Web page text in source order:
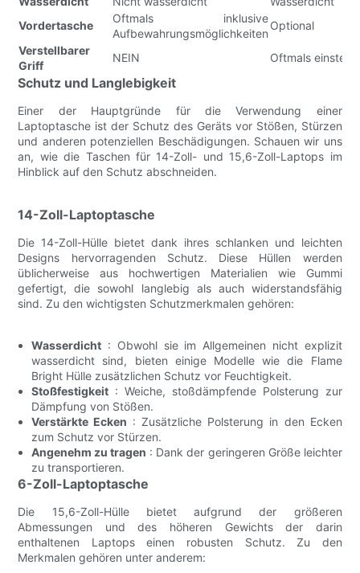
Vordertasche
Oftmals inklusive
Aufbewahrungsmöglichkeiten
Optional
Verstellbarer
Griff
NEIN Oftmals
Schutz und Langlebigkeit
Einer der Hauptgründe für die Verwendung einer
Laptoptasche ist der Schutz des Geräts vor Stößen, Stürzen
und anderen potenziellen Beschädigungen. Schauen wir uns
an, wie die Taschen für 14-Zoll- und 15,6-Zoll-Laptops im
Hinblick auf den Schutz abschneiden.
14-Zoll-Laptoptasche
Die 14-Zoll-Hülle bietet dank ihres schlanken und leichten
Designs hervorragenden Schutz. Diese Hüllen werden
üblicherweise aus hochwertigen Materialien wie Gummi
gefertigt, die sowohl langlebig als auch widerstandsfähig
sind. Zu den wichtigsten Schutzmerkmalen gehören:
Wasserdicht : Obwohl sie im Allgemeinen nicht explizit
wasserdicht sind, bieten einige Modelle wie die Flame
Bright Hülle zusätzlichen Schutz vor Feuchtigkeit.
Stoßfestigkeit : Weiche, stoßdämpfende Polsterung zur
Dämpfung von Stößen.
Verstärkte Ecken : Zusätzliche Polsterung in den Ecken
zum Schutz vor Stürzen.
Angenehm zu tragen : Dank der geringeren Größe leichter
zu transportieren.
6-Zoll-Laptoptasche
Die 15,6-Zoll-Hülle bietet aufgrund der größeren
Abmessungen und des höheren Gewichts der darin
enthaltenen Laptops einen robusten Schutz. Zu den
Merkmalen gehören unter anderem: